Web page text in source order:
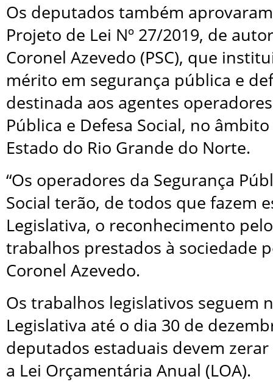
Os deputados também
Projeto de Lei Nº 27/2019, de
Coronel Azevedo (PSC), que
mérito em segurança pública e
destinada aos agentes
Pública e Defesa Social, no
Estado do Rio Grande do Norte.
“Os operadores da Segurança
Social terão, de todos que fazem
Legislativa, o reconhecimento
trabalhos prestados à sociedade
Coronel Azevedo.
Os trabalhos legislativos seguem
Legislativa até o dia 30 de
deputados estaduais devem
a Lei Orçamentária Anual (LOA).